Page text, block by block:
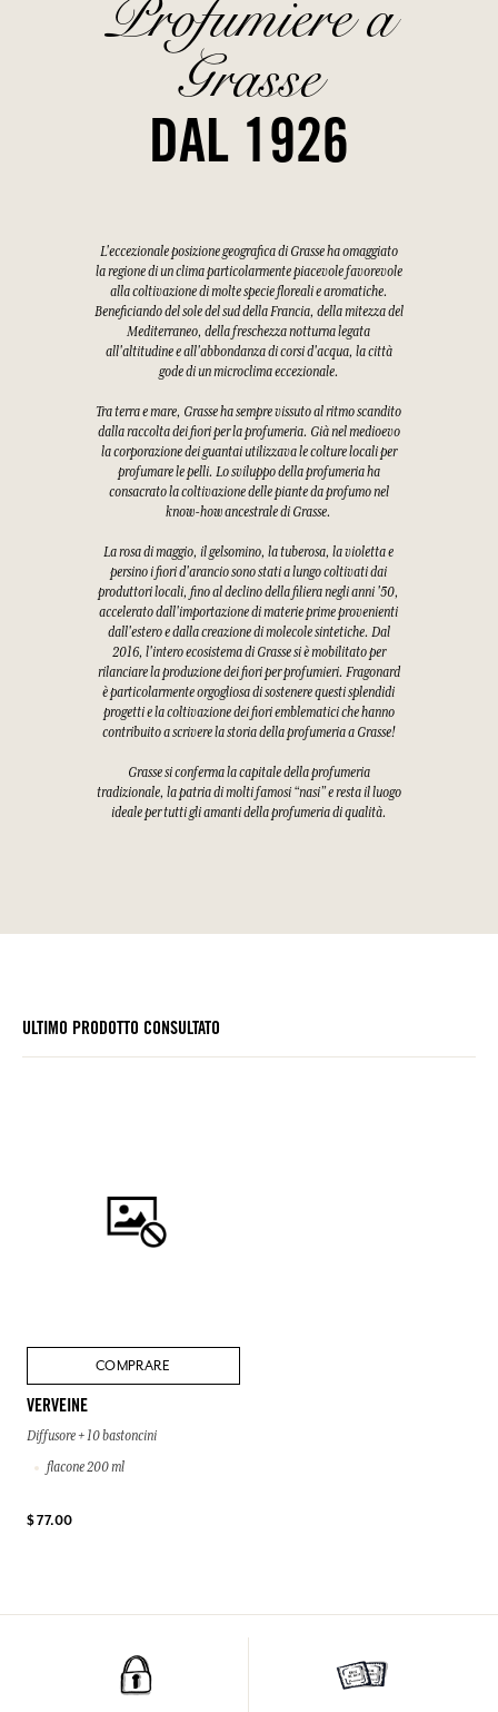
Profumiere a
Grasse
DAL 1926
L'eccezionale posizione geografica di Grasse ha omaggiato
la regione di un clima particolarmente piacevole favorevole
alla coltivazione di molte specie floreali e aromatiche.
Beneficiando del sole del sud della Francia, della mitezza del
Mediterraneo, della freschezza notturna legata
all'altitudine e all'abbondanza di corsi d'acqua, la città
gode di un microclima eccezionale.
Tra terra e mare, Grasse ha sempre vissuto al ritmo scandito
dalla raccolta dei fiori per la profumeria. Già nel medioevo
la corporazione dei guantai utilizzava le colture locali per
profumare le pelli. Lo sviluppo della profumeria ha
consacrato la coltivazione delle piante da profumo nel
know-how ancestrale di Grasse.
La rosa di maggio, il gelsomino, la tuberosa, la violetta e
persino i fiori d'arancio sono stati a lungo coltivati dai
produttori locali, fino al declino della filiera negli anni '50,
accelerato dall'importazione di materie prime provenienti
dall'estero e dalla creazione di molecole sintetiche. Dal
2016, l'intero ecosistema di Grasse si è mobilitato per
rilanciare la produzione dei fiori per profumieri. Fragonard
è particolarmente orgogliosa di sostenere questi splendidi
progetti e la coltivazione dei fiori emblematici che hanno
contribuito a scrivere la storia della profumeria a Grasse!
Grasse si conferma la capitale della profumeria
tradizionale, la patria di molti famosi “nasi” e resta il luogo
ideale per tutti gli amanti della profumeria di qualità.
ULTIMO PRODOTTO CONSULTATO
COMPRARE
VERVEINE
Diffusore + 10 bastoncini
flacone 200 ml
$ 77.00